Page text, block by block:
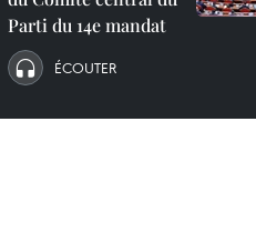
Parti du 14e mandat
ÉCOUTER